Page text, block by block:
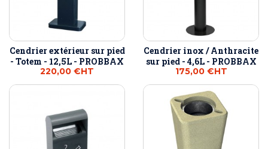
Cendrier extérieur sur pied
- Totem - 12,5L - PROBBAX
220,00 €HT
Cendrier inox / Anthracite
sur pied - 4,6L - PROBBAX
175,00 €HT